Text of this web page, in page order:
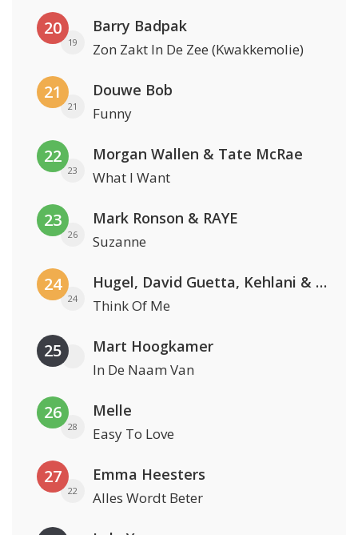
20
19
Barry Badpak
Zon Zakt In De Zee (Kwakkemolie)
21
21
Douwe Bob
Funny
22
23
Morgan Wallen & Tate McRae
What I Want
23
26
Mark Ronson & RAYE
Suzanne
24
24
Hugel, David Guetta, Kehlani & Daecolm
Think Of Me
25 Mart Hoogkamer
In De Naam Van
26
28
Melle
Easy To Love
27
22
Emma Heesters
Alles Wordt Beter